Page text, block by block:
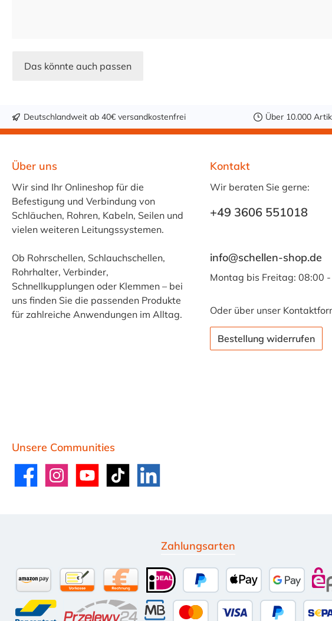
Das könnte auch passen
Deutschlandweit ab 40€ versandkostenfrei Über 10.000
Über uns
Wir sind Ihr Onlineshop für die
Befestigung und Verbindung von
Schläuchen, Rohren, Kabeln, Seilen und
vielen weiteren Leitungssystemen.
Ob Rohrschellen, Schlauchschellen,
Rohrhalter, Verbinder,
Schnellkupplungen oder Klemmen – bei
uns finden Sie die passenden Produkte
für zahlreiche Anwendungen im Alltag.
Kontakt
Wir beraten Sie gerne:
+49 3606 551018
info@schellen-shop.de
Montag bis Freitag: 08:00
Oder über unser
Bestellung widerrufen
Unsere Communities
FacebookInstagramYouTube TikTok LinkedIn
Zahlungsarten
PayPal
Kauf auf Rechnung (10 Tage Netto)
iDEAL Apple PayGoogle
Amazon PayVorkasse per Überweisung